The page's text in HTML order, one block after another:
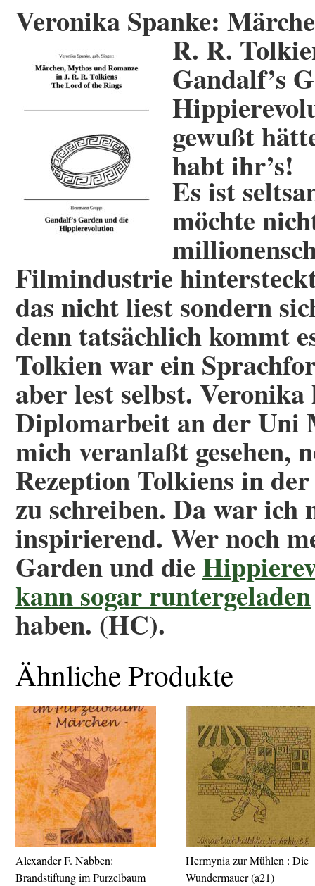
Veronika Spanke:
R. R.
Gandalf’s
gewußt
habt ihr’s!
Es ist
möchte
Filmindustrie
das nicht liest sondern
denn tatsächlich kommt
Tolkien war ein
aber lest selbst. Veronika
Diplomarbeit an der Uni
mich veranlaßt gesehen,
Rezeption Tolkiens in
zu schreiben. Da war
inspirierend. Wer noch
Garden und die
kann sogar runtergeladen
haben. (HC).
Ähnliche Produkte
Alexander F. Nabben:
Brandstiftung im Purzelbaum
Hermynia zur Mühlen : Die
Wundermauer (a21)